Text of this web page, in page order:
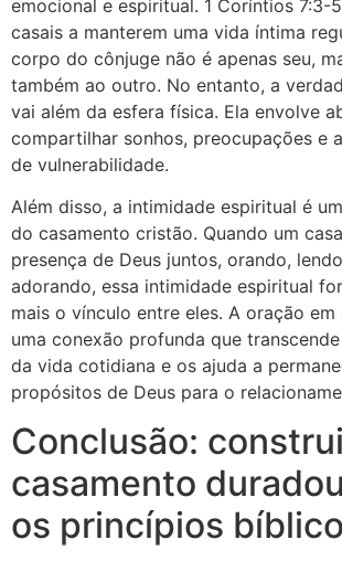
emocional e espiritual. 1 Coríntios 7:3-
casais a manterem uma vida íntima
corpo do cônjuge não é apenas seu,
também ao outro. No entanto, a
vai além da esfera física. Ela envolve
compartilhar sonhos, preocupações e
de vulnerabilidade.
Além disso, a intimidade espiritual é
do casamento cristão. Quando um
presença de Deus juntos, orando,
adorando, essa intimidade espiritual
mais o vínculo entre eles. A oração
uma conexão profunda que
da vida cotidiana e os ajuda a
propósitos de Deus para o
Conclusão:
casamento
os princípios